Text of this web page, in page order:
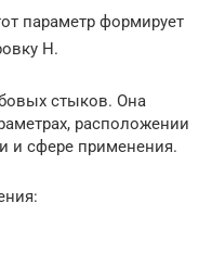
параметр формирует
H.
стыков. Она
расположении
и сфере применения.